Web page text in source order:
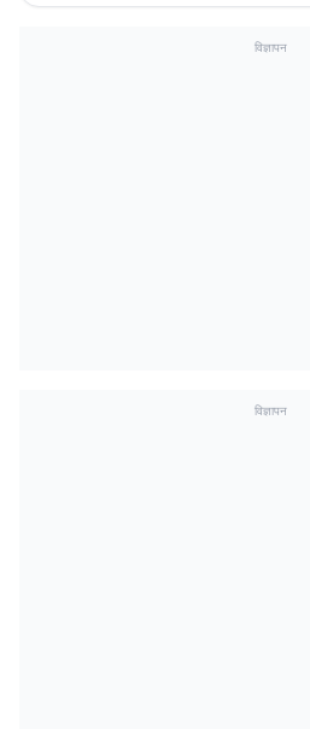
विज्ञापन
विज्ञापन